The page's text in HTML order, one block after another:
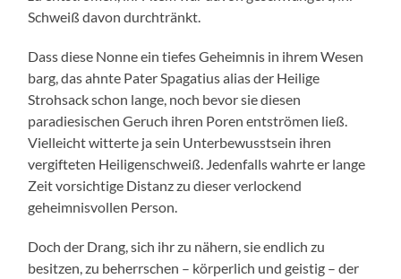
Schweiß davon durchtränkt.
Dass diese Nonne ein tiefes Geheimnis in ihrem Wesen
barg, das ahnte Pater Spagatius alias der Heilige
Strohsack schon lange, noch bevor sie diesen
paradiesischen Geruch ihren Poren entströmen ließ.
Vielleicht witterte ja sein Unterbewusstsein ihren
vergifteten Heiligenschweiß. Jedenfalls wahrte er lange
Zeit vorsichtige Distanz zu dieser verlockend
geheimnisvollen Person.
Doch der Drang, sich ihr zu nähern, sie endlich zu
besitzen, zu beherrschen – körperlich und geistig – der